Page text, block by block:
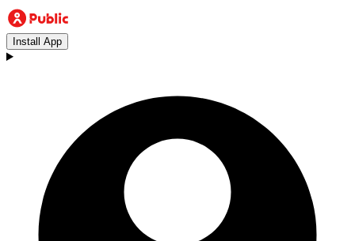
Install App